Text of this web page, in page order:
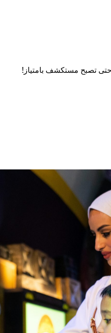
تصبح مستكشف بامتياز!